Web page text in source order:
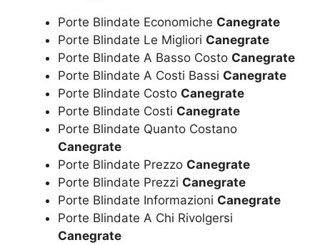
Porte Blindate Economiche Canegrate
Porte Blindate Le Migliori Canegrate
Porte Blindate A Basso Costo Canegrate
Porte Blindate A Costi Bassi Canegrate
Porte Blindate Costo Canegrate
Porte Blindate Costi Canegrate
Porte Blindate Quanto Costano
Canegrate
Porte Blindate Prezzo Canegrate
Porte Blindate Prezzi Canegrate
Porte Blindate Informazioni Canegrate
Porte Blindate A Chi Rivolgersi
Canegrate